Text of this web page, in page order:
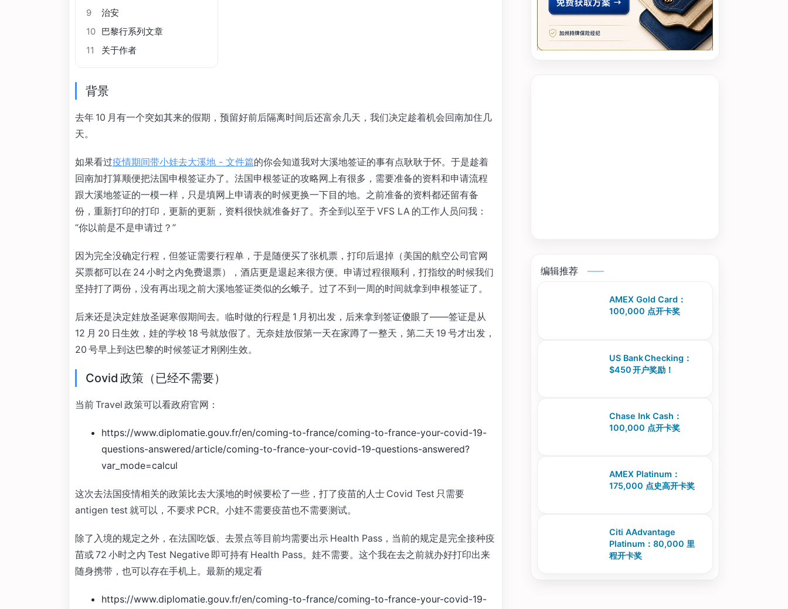
9
治安
10
巴黎行系列文章
11
关于作者
背景
去年 10 月有一个突如其来的假期，预留好前后隔离时间后还富余几天，我们决定趁着机会回南加住几
天。
如果看过疫情期间带小娃去大溪地 - 文件篇的你会知道我对大溪地签证的事有点耿耿于怀。于是趁着
回南加打算顺便把法国申根签证办了。法国申根签证的攻略网上有很多，需要准备的资料和申请流程
跟大溪地签证的一模一样，只是填网上申请表的时候更换一下目的地。之前准备的资料都还留有备
份，重新打印的打印，更新的更新，资料很快就准备好了。齐全到以至于 VFS LA 的工作人员问我：
“你以前是不是申请过？”
因为完全没确定行程，但签证需要行程单，于是随便买了张机票，打印后退掉（美国的航空公司官网
买票都可以在 24 小时之内免费退票），酒店更是退起来很方便。申请过程很顺利，打指纹的时候我们
坚持打了两份，没有再出现之前大溪地签证类似的幺蛾子。过了不到一周的时间就拿到申根签证了。
后来还是决定娃放圣诞寒假期间去。临时做的行程是 1 月初出发，后来拿到签证傻眼了——签证是从
12 月 20 日生效，娃的学校 18 号就放假了。无奈娃放假第一天在家蹲了一整天，第二天 19 号才出发，
20 号早上到达巴黎的时候签证才刚刚生效。
Covid 政策（已经不需要）
当前 Travel 政策可以看政府官网：
https://www.diplomatie.gouv.fr/en/coming-to-france/coming-to-france-your-covid-19-
questions-answered/article/coming-to-france-your-covid-19-questions-answered?
var_mode=calcul
这次去法国疫情相关的政策比去大溪地的时候要松了一些，打了疫苗的人士 Covid Test 只需要
antigen test 就可以，不要求 PCR。小娃不需要疫苗也不需要测试。
除了入境的规定之外，在法国吃饭、去景点等目前均需要出示 Health Pass，当前的规定是完全接种疫
苗或 72 小时之内 Test Negative 即可持有 Health Pass。娃不需要。这个我在去之前就办好打印出来
随身携带，也可以存在手机上。最新的规定看
https://www.diplomatie.gouv.fr/en/coming-to-france/coming-to-france-your-covid-19-
编辑推荐
AMEX Gold Card：
100,000 点开卡奖
US Bank Checking：
$450 开户奖励！
Chase Ink Cash：
100,000 点开卡奖
AMEX Platinum：
175,000 点史高开卡奖
Citi AAdvantage
Platinum：80,000 里
程开卡奖